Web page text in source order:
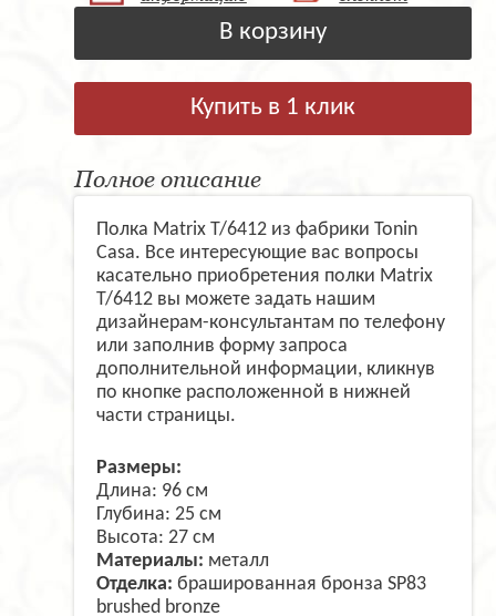
В корзину
Купить в 1 клик
Полное описание
Полка Matrix T/6412 из фабрики Tonin
Casa. Все интересующие вас вопросы
касательно приобретения полки Matrix
T/6412 вы можете задать нашим
дизайнерам-консультантам по телефону
или заполнив форму запроса
дополнительной информации, кликнув
по кнопке расположенной в нижней
части страницы.
Размеры:
Длина: 96 см
Глубина: 25 см
Высота: 27 см
Материалы: металл
Отделка: брашированная бронза SP83
brushed bronze